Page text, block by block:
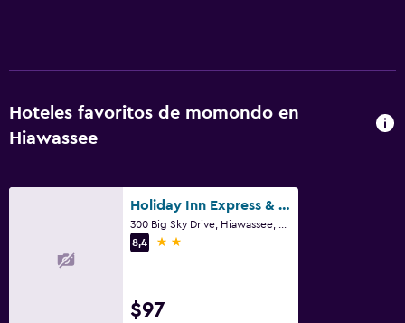
Hoteles favoritos de momondo en
Hiawassee
Holiday Inn Express & Suites Hiawassee By IHG
8,4
2 estrellas
$97